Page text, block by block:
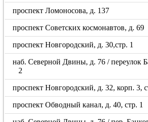
проспект Ломоносова, д. 137
проспект Советских космонавтов, д. 69
проспект Новгородский, д. 30,стр. 1
наб. Северной Двины, д. 76 / переулок
2
проспект Новгородский, д. 32, корп. 3,
проспект Обводный канал, д. 40, стр. 1